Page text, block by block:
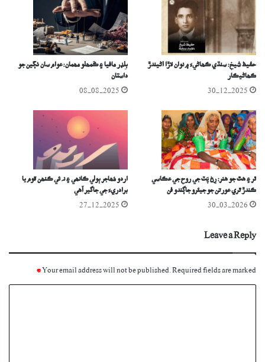
حفيظ شيخ: سنڌي ڪھاڻيءَ ۾ نوان لاڙا آڻيندڙ
ڪھاڻيڪار
30-12-2025
بِلڊر مافيا ۽ ڪُمھلو مھمان: عوام سان ٺڳين جو
داستان
08-08-2025
ٿر ۽ ھٿ جو هنر: رِڻ پَٽ جي روح جي عڪاسي
ڪندڙ ٿري عورتن جو جيئرو جاڳندو فن
30-03-2026
اُردو مُھاجر ٻولي ڪانھي ۽ نہ ئي ڪنھن قوم يا
برادريءَ جي جاگير آھي
27-12-2025
Leave a Reply
Your email address will not be published.Required fields are marked
*